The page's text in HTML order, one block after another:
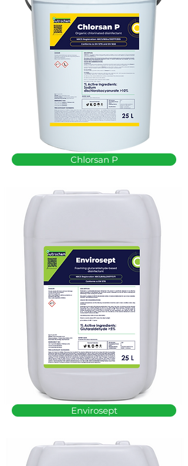
Chlorsan P
Envirosept